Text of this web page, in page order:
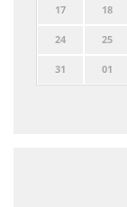
17 18
24 25
31 01